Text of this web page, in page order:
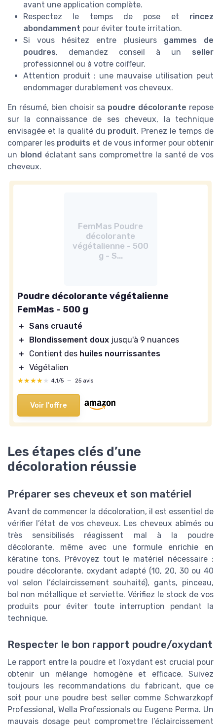
avant une application complète.
Respectez le temps de pose et rincez
abondamment pour éviter toute irritation.
Si vous hésitez entre plusieurs gammes de
poudres, demandez conseil à un seller
professionnel ou à votre coiffeur.
Attention produit : une mauvaise utilisation peut
endommager durablement vos cheveux.
En résumé, bien choisir sa poudre décolorante repose
sur la connaissance de ses cheveux, la technique
envisagée et la qualité du produit. Prenez le temps de
comparer les produits et de vous informer pour obtenir
un blond éclatant sans compromettre la santé de vos
cheveux.
FemMas Poudre
décolorante
végétalienne - 500
g - S...
Poudre décolorante végétalienne
FemMas - 500 g
＋ Sans cruauté
＋
Blondissement doux jusqu'à 9 nuances
＋
Contient des huiles nourrissantes
＋ Végétalien
★★★★★
★★★★★ 4,1/5 — 25 avis
Voir l'offre
Les étapes clés d’une
décoloration réussie
Préparer ses cheveux et son matériel
Avant de commencer la décoloration, il est essentiel de
vérifier l’état de vos cheveux. Les cheveux abîmés ou
très sensibilisés réagissent mal à la poudre
décolorante, même avec une formule enrichie en
kératine tons. Prévoyez tout le matériel nécessaire :
poudre décolorante, oxydant adapté (10, 20, 30 ou 40
vol selon l’éclaircissement souhaité), gants, pinceau,
bol non métallique et serviette. Vérifiez le stock de vos
produits pour éviter toute interruption pendant la
technique.
Respecter le bon rapport poudre/oxydant
Le rapport entre la poudre et l’oxydant est crucial pour
obtenir un mélange homogène et efficace. Suivez
toujours les recommandations du fabricant, que ce
soit pour une poudre best seller comme Schwarzkopf
Professional, Wella Professionals ou Eugene Perma. Un
mauvais dosage peut compromettre l’éclaircissement